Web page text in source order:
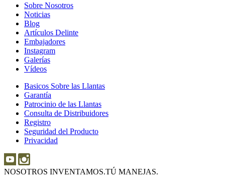
Sobre Nosotros
Noticias
Blog
Artículos Delinte
Embajadores
Instagram
Galerías
Vídeos
Basicos Sobre las Llantas
Llantas
Garantía
Patrocinio de las Llantas
de
Consulta de Distribuidores
Registro
Seguridad del Producto
Privacidad
NOSOTROS INVENTAMOS.TÚ MANEJAS.